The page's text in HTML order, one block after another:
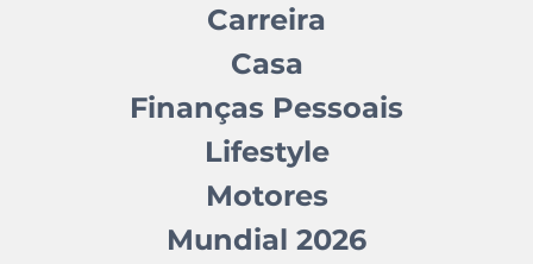
Carreira
Casa
Finanças Pessoais
Lifestyle
Motores
Mundial 2026